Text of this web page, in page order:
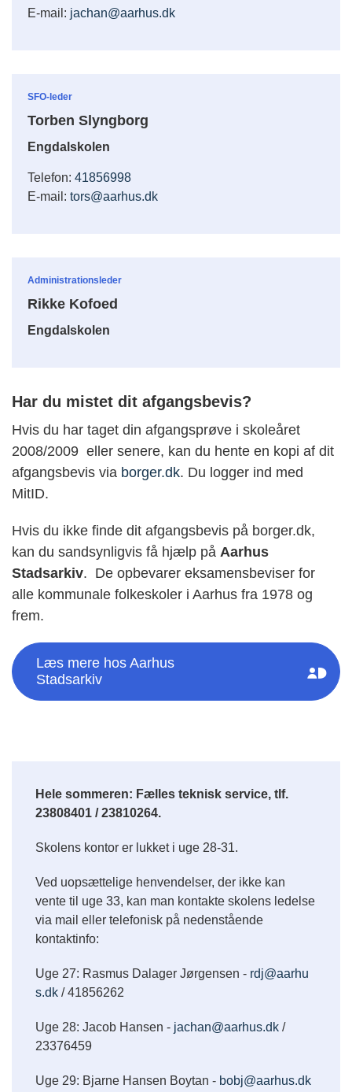
E-mail: jachan@aarhus.dk
SFO-leder
Torben Slyngborg
Engdalskolen
Telefon: 41856998
E-mail: tors@aarhus.dk
Administrationsleder
Rikke Kofoed
Engdalskolen
Har du mistet dit afgangsbevis?
Hvis du har taget din afgangsprøve i skoleåret
2008/2009 eller senere, kan du hente en kopi af dit
afgangsbevis via borger.dk. Du logger ind med
MitID.
Hvis du ikke finde dit afgangsbevis på borger.dk,
kan du sandsynligvis få hjælp på Aarhus
Stadsarkiv. De opbevarer eksamensbeviser for
alle kommunale folkeskoler i Aarhus fra 1978 og
frem.
Læs mere hos Aarhus
Stadsarkiv
Hele sommeren: Fælles teknisk service, tlf.
23808401 / 23810264.
Skolens kontor er lukket i uge 28-31.
Ved uopsættelige henvendelser, der ikke kan
vente til uge 33, kan man kontakte skolens ledelse
via mail eller telefonisk på nedenstående
kontaktinfo:
Uge 27: Rasmus Dalager Jørgensen - rdj@aarhu
s.dk / 41856262
Uge 28: Jacob Hansen - jachan@aarhus.dk /
23376459
Uge 29: Bjarne Hansen Boytan - bobj@aarhus.dk